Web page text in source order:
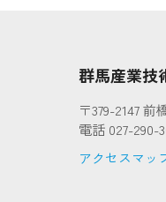
群馬産業技
〒379-2147 前
電話 027-290-
アクセスマッ